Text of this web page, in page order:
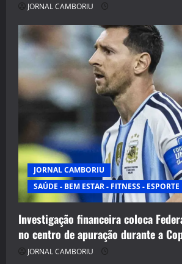
JORNAL CAMBORIU
JORNAL CAMBORIU
SAÚDE - BEM ESTAR - FITNESS - ESPORTE
Investigação financeira coloca
no centro de apuração durante a
JORNAL CAMBORIU